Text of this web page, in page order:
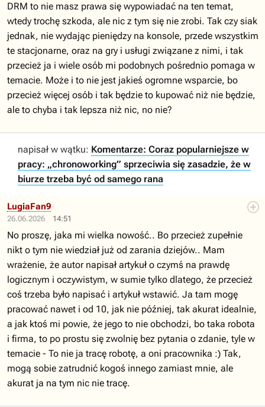
DRM to nie masz prawa się wypowiadać na ten temat,
wtedy trochę szkoda, ale nic z tym się nie zrobi. Tak czy siak
jednak, nie wydając pieniędzy na konsole, przede wszystkim
te stacjonarne, oraz na gry i usługi związane z nimi, i tak
przecież ja i wiele osób mi podobnych pośrednio pomaga w
temacie. Może i to nie jest jakieś ogromne wsparcie, bo
przecież więcej osób i tak będzie to kupować niż nie będzie,
ale to chyba i tak lepsza niż nic, no nie?
napisał w wątku: Komentarze: Coraz popularniejsze w
pracy: „chronoworking” sprzeciwia się zasadzie, że w
biurze trzeba być od samego rana
26.06.2026 14:51
LugiaFan9
No proszę, jaka mi wielka nowość.. Bo przecież zupełnie
nikt o tym nie wiedział już od zarania dziejów.. Mam
wrażenie, że autor napisał artykuł o czymś na prawdę
logicznym i oczywistym, w sumie tylko dlatego, że przecież
coś trzeba było napisać i artykuł wstawić. Ja tam mogę
pracować nawet i od 10, jak nie później, tak akurat idealnie,
a jak ktoś mi powie, że jego to nie obchodzi, bo taka robota
i firma, to po prostu się zwolnię bez pytania o zdanie, tyle w
temacie - To nie ja tracę robotę, a oni pracownika :) Tak,
mogą sobie zatrudnić kogoś innego zamiast mnie, ale
akurat ja na tym nic nie tracę.